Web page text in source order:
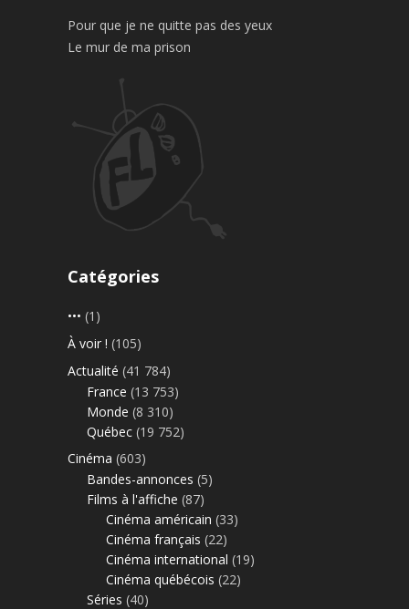
Pour que je ne quitte pas des yeux
Le mur de ma prison
Catégories
••• (1)
À voir ! (105)
Actualité (41 784)
France (13 753)
Monde (8 310)
Québec (19 752)
Cinéma (603)
Bandes-annonces (5)
Films à l'affiche (87)
Cinéma américain (33)
Cinéma français (22)
Cinéma international (19)
Cinéma québécois (22)
Séries (40)